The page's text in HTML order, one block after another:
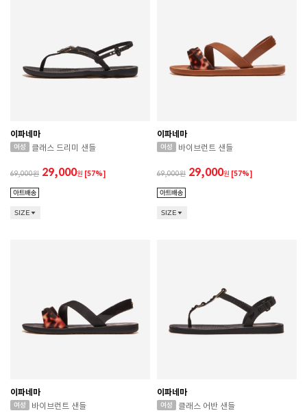
이파네마
클래스 드리미 샌들
69,000 29,000원 [57%]
SIZE
이파네마
바이브런트 샌들
69,000 29,000원 [57%]
SIZE
이파네마
바이브런트 샌들
이파네마
클래스 어반 샌들